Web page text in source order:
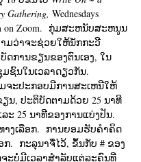
Gathering, Wednesdays
on Zoom.  ກຸ່ມສະຫນັບສະຫນູນ
ມວ່າຈະຊ່ວຍໃຫ້ນັກກະວີ
ດການຂຽນຂອງຕົນເອງ, ໃນ
ຊົນໃນເວລາດຽວກັນ.
ນ​, ປະ​ຕິ​ບັດ​ຕາມ​ດ້ວຍ 25 ນາ​ທີ​
ະ 25 ນາ​ທີ​ຂອງ​ການ​ແບ່ງ​ປັນ​.
າງເລືອກ.  ການຍອມຮັບຄໍາຄິດ
ກ.  ກະລຸນາຈື່ໄວ້, ຂຶ້ນກັບ # ຂອງ
ະບໍ່ມີເວລາສໍາລັບແຕ່ລະຄົນທີ່